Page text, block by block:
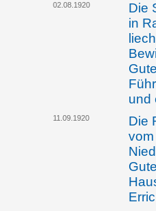
02.08.1920
Die
in
und
11.09.1920
Die